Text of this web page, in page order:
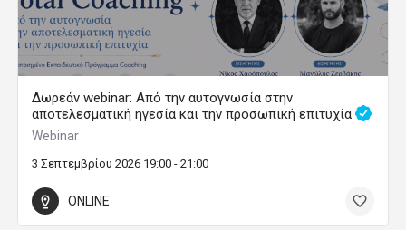
Δωρεάν webinar: Από την αυτογνωσία στην
αποτελεσματική ηγεσία και την προσωπική επιτυχία
Webinar
3 Σεπτεμβρίου 2026 19:00 - 21:00
ONLINE